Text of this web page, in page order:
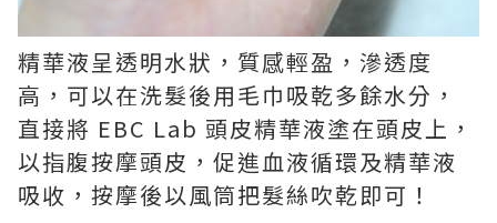
精華液呈透明水狀，質感輕盈，滲透度
高，可以在洗髮後用毛巾吸乾多餘水分，
直接將 EBC Lab 頭皮精華液塗在頭皮上，
以指腹按摩頭皮，促進血液循環及精華液
吸收，按摩後以風筒把髮絲吹乾即可！